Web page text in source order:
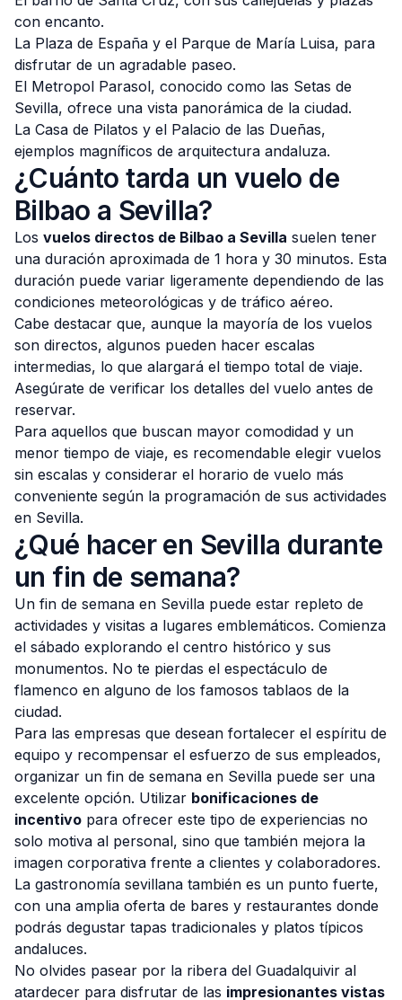
con encanto.
La Plaza de España y el Parque de María Luisa, para
disfrutar de un agradable paseo.
El Metropol Parasol, conocido como las Setas de
Sevilla, ofrece una vista panorámica de la ciudad.
La Casa de Pilatos y el Palacio de las Dueñas,
ejemplos magníficos de arquitectura andaluza.
¿Cuánto tarda un vuelo de
Bilbao a Sevilla?
Los vuelos directos de Bilbao a Sevilla suelen tener
una duración aproximada de 1 hora y 30 minutos. Esta
duración puede variar ligeramente dependiendo de las
condiciones meteorológicas y de tráfico aéreo.
Cabe destacar que, aunque la mayoría de los vuelos
son directos, algunos pueden hacer escalas
intermedias, lo que alargará el tiempo total de viaje.
Asegúrate de verificar los detalles del vuelo antes de
reservar.
Para aquellos que buscan mayor comodidad y un
menor tiempo de viaje, es recomendable elegir vuelos
sin escalas y considerar el horario de vuelo más
conveniente según la programación de sus actividades
en Sevilla.
¿Qué hacer en Sevilla durante
un fin de semana?
Un fin de semana en Sevilla puede estar repleto de
actividades y visitas a lugares emblemáticos. Comienza
el sábado explorando el centro histórico y sus
monumentos. No te pierdas el espectáculo de
flamenco en alguno de los famosos tablaos de la
ciudad.
Para las empresas que desean fortalecer el espíritu de
equipo y recompensar el esfuerzo de sus empleados,
organizar un fin de semana en Sevilla puede ser una
excelente opción. Utilizar bonificaciones de
incentivo para ofrecer este tipo de experiencias no
solo motiva al personal, sino que también mejora la
imagen corporativa frente a clientes y colaboradores.
La gastronomía sevillana también es un punto fuerte,
con una amplia oferta de bares y restaurantes donde
podrás degustar tapas tradicionales y platos típicos
andaluces.
No olvides pasear por la ribera del Guadalquivir al
atardecer para disfrutar de las impresionantes vistas